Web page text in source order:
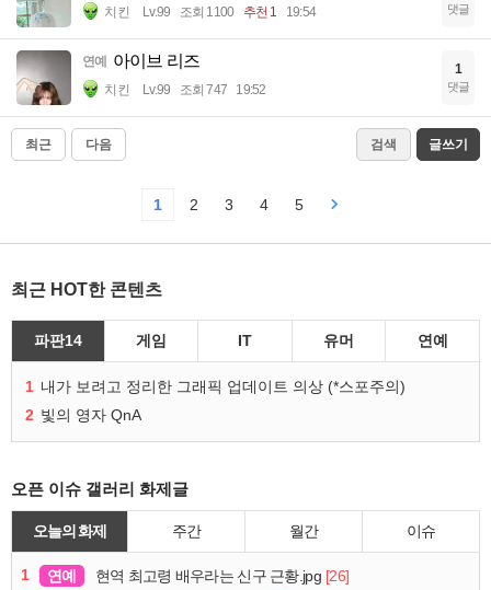
치킨 Lv.99 조회 1100 추천 1 19:54 댓글
연예 아이브 리즈
치킨 Lv.99 조회 747 19:52
1
댓글
최근 다음 검색 글쓰기
1 2 3 4 5
최근 HOT한 콘텐츠
파판14 게임 IT 유머 연예
1 내가 보려고 정리한 그래픽 업데이트 의상 (*스포주의)
2 빛의 영자 QnA
오픈 이슈 갤러리 화제글
오늘의 화제 주간 월간 이슈
1 연예 현역 최고령 배우라는 신구 근황.jpg [26]